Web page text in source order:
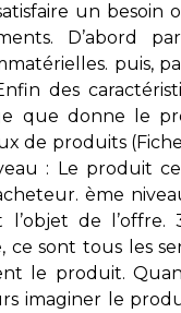
un besoin
D’abord
puis,
des
que donne le
de produits
: Le produit
ème
de l’offre.
ce sont tous les
le produit.
imaginer le